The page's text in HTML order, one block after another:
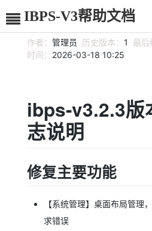
IBPS-V3帮助文档
作者： 管理员 历史版本： 1 最后
时间： 2026-03-18 10:25
ibps-v3.2.3版
志说明
修复主要功能
【系统管理】桌面布局管理
求错误